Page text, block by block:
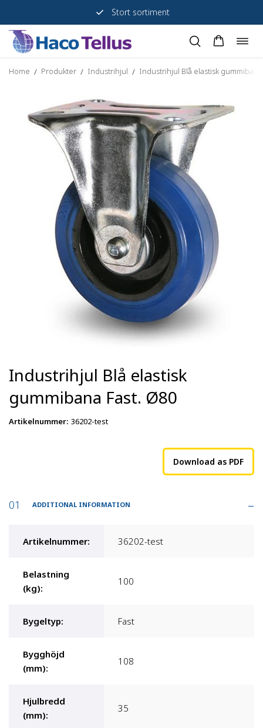
Stort sortiment
Skip
content
Home / Produkter / Industrihjul / Industrihjul Blå elastisk
Industrihjul Blå elastisk
gummibana Fast. Ø80
Artikelnummer: 36202-test
Download as PDF
ADDITIONAL INFORMATION
Artikelnummer: 36202-test
Belastning
(kg):
100
Bygeltyp: Fast
Bygghöjd
(mm):
108
Hjulbredd
(mm):
35